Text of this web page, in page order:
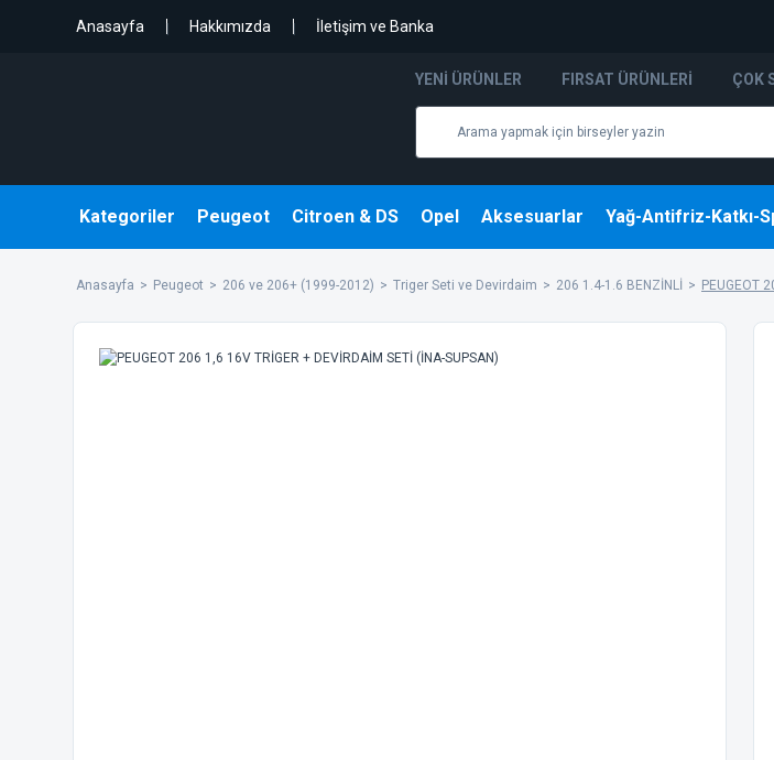
Anasayfa Hakkımızda İletişim ve Banka
YENI ÜRÜNLER FIRSAT ÜRÜNLERI ÇOK
Kategoriler Peugeot Citroen & DS Opel Aksesuarlar Yağ-Antifriz-Katkı-
Anasayfa Peugeot 206 ve 206+ (1999-2012) Triger Seti ve Devirdaim 206 1.4-1.6 BENZİNLİ PEUGEOT